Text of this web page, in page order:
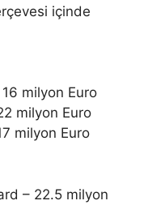
içinde
milyon Euro
milyon Euro
milyon Euro
– 22.5 milyon